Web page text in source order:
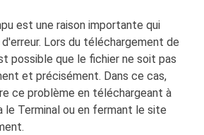
est une raison importante qui
Lors du téléchargement de
possible que le fichier ne soit pas
et précisément. Dans ce cas,
ce problème en téléchargeant à
le Terminal ou en fermant le site